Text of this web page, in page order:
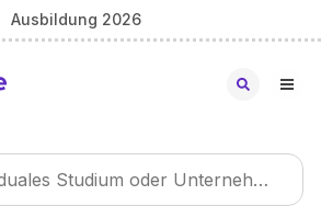
Ausbildung 2026